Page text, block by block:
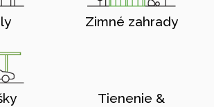
Zimné zahrady
Tienenie &